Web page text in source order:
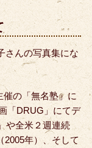
さんの写真集にな
の「無名塾」に
「DRUG」にてデ
や全米２週連続
2005年）、そして